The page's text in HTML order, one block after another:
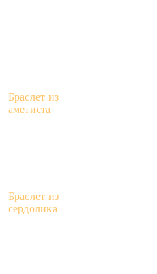
Браслет из
аметиста
Браслет из
сердолика